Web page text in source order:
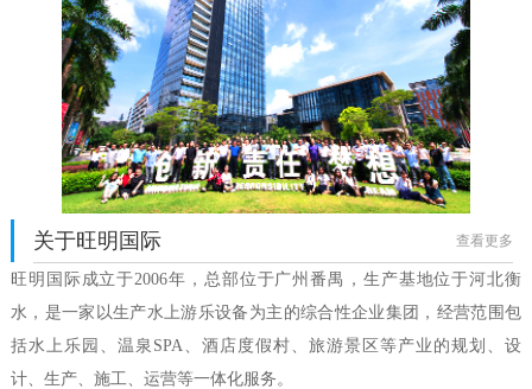
关于旺明国际 查看更多
旺明国际成立于2006年，总部位于广州番禺，生产基地位于河北衡
水，是一家以生产水上游乐设备为主的综合性企业集团，经营范围包
括水上乐园、温泉SPA、酒店度假村、旅游景区等产业的规划、设
计、生产、施工、运营等一体化服务。